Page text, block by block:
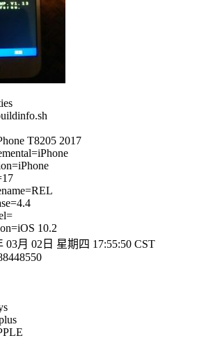
T8205 2017
10.2
03月 02日 星期四 17:55:50 CST